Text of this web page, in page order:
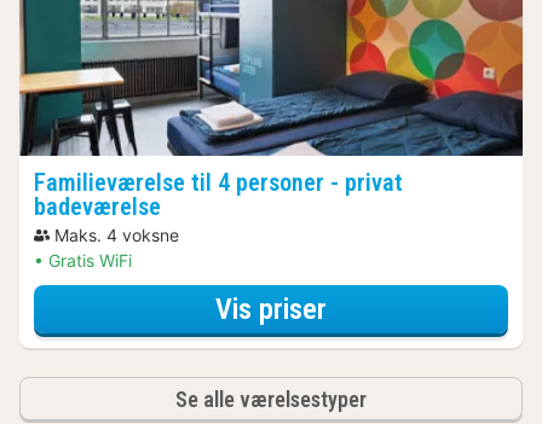
Familieværelse til 4 personer - privat
badeværelse
Maks. 4 voksne
Gratis WiFi
Vis priser
Se alle værelsestyper